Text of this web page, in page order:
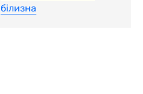
білизна